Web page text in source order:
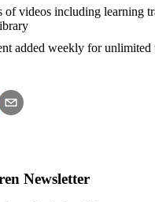
of videos including learning
added weekly for unlimited
Newsletter